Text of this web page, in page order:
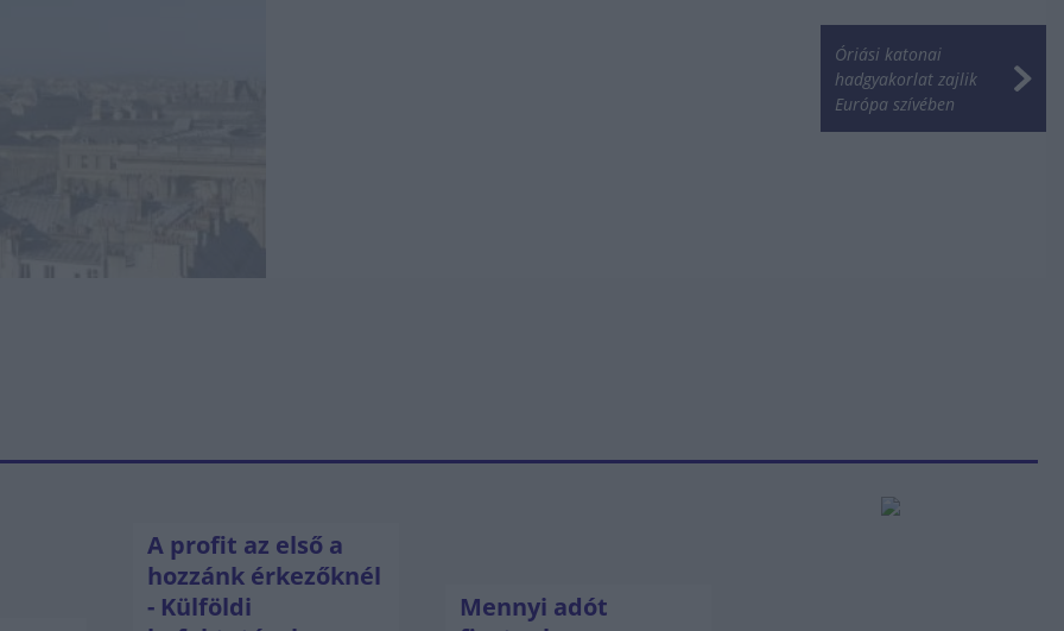
Óriási katonai
hadgyakorlat zajlik
Európa szívében
A profit az első a
hozzánk érkezőknél
- Külföldi
Mennyi adót